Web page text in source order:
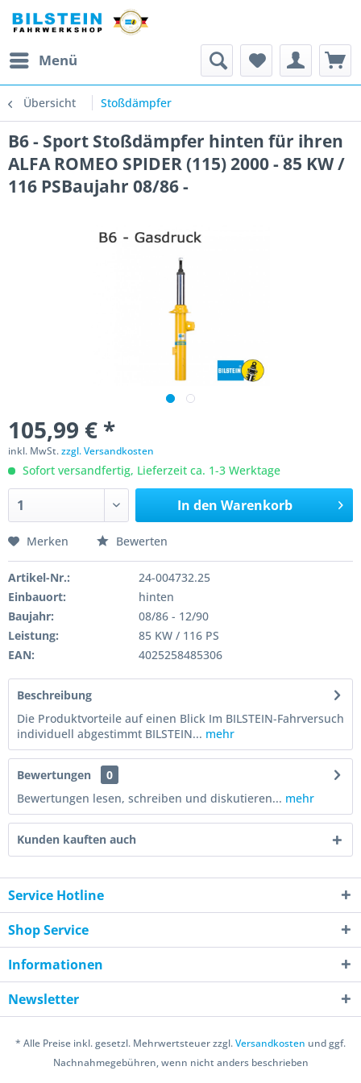
Menü
Übersicht Stoßdämpfer
B6 - Sport Stoßdämpfer hinten für ihren
ALFA ROMEO SPIDER (115) 2000 - 85 KW /
116 PSBaujahr 08/86 -
105,99 € *
inkl. MwSt.zzgl. Versandkosten
Sofort versandfertig, Lieferzeit ca. 1-3 Werktage
In den Warenkorb
Merken Bewerten
Artikel-Nr.:
24-004732.25
Einbauort:
hinten
Baujahr:
08/86 - 12/90
Leistung:
85 KW / 116 PS
EAN:
4025258485306
Beschreibung
Die Produktvorteile auf einen Blick Im BILSTEIN-Fahrversuch
individuell abgestimmt BILSTEIN... mehr
Bewertungen
0
Bewertungen lesen, schreiben und diskutieren... mehr
Kunden kauften auch
Service Hotline
Shop Service
Informationen
Newsletter
* Alle Preise inkl. gesetzl. Mehrwertsteuer zzgl.Versandkosten und ggf.
Nachnahmegebühren, wenn nicht anders beschrieben